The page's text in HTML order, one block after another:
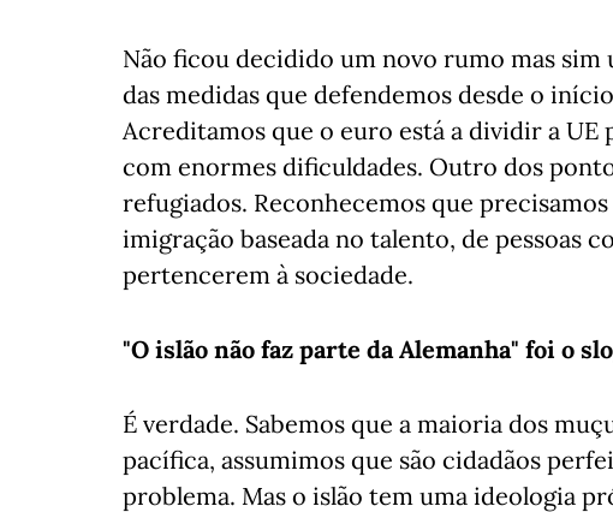
Não ficou decidido um novo rumo mas
das medidas que defendemos desde o
Acreditamos que o euro está a dividir a UE
com enormes dificuldades. Outro dos
refugiados. Reconhecemos que
imigração baseada no talento, de pessoas
pertencerem à sociedade.
"O islão não faz parte da Alemanha" foi o
É verdade. Sabemos que a maioria dos
pacífica, assumimos que são cidadãos
problema. Mas o islão tem uma ideologia